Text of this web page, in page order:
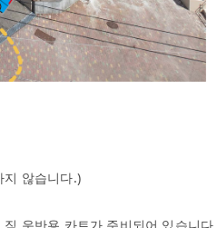
지 않습니다.)